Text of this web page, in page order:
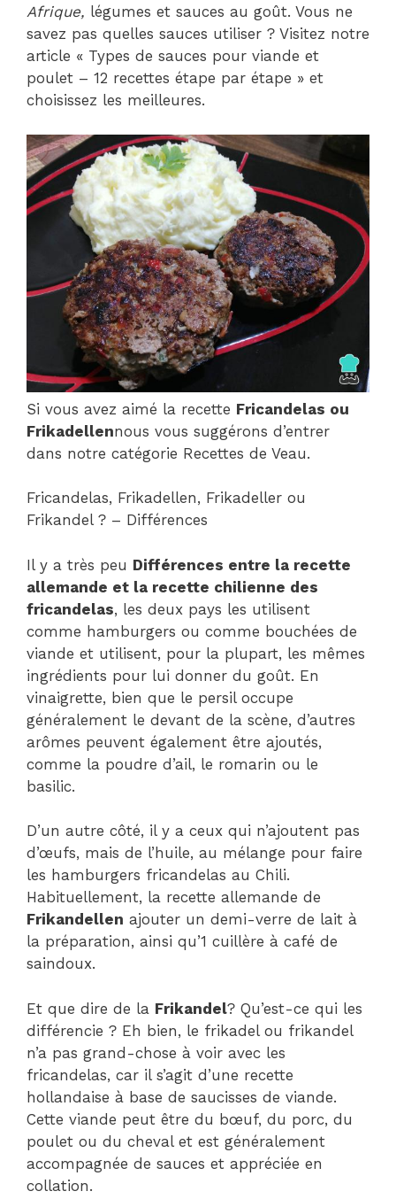
Afrique, légumes et sauces au goût. Vous ne
savez pas quelles sauces utiliser ? Visitez notre
article « Types de sauces pour viande et
poulet – 12 recettes étape par étape » et
choisissez les meilleures.
Si vous avez aimé la recette Fricandelas ou
Frikadellennous vous suggérons d’entrer
dans notre catégorie Recettes de Veau.
Fricandelas, Frikadellen, Frikadeller ou
Frikandel ? – Différences
Il y a très peu Différences entre la recette
allemande et la recette chilienne des
fricandelas, les deux pays les utilisent
comme hamburgers ou comme bouchées de
viande et utilisent, pour la plupart, les mêmes
ingrédients pour lui donner du goût. En
vinaigrette, bien que le persil occupe
généralement le devant de la scène, d’autres
arômes peuvent également être ajoutés,
comme la poudre d’ail, le romarin ou le
basilic.
D’un autre côté, il y a ceux qui n’ajoutent pas
d’œufs, mais de l’huile, au mélange pour faire
les hamburgers fricandelas au Chili.
Habituellement, la recette allemande de
Frikandellen ajouter un demi-verre de lait à
la préparation, ainsi qu’1 cuillère à café de
saindoux.
Et que dire de la Frikandel? Qu’est-ce qui les
différencie ? Eh bien, le frikadel ou frikandel
n’a pas grand-chose à voir avec les
fricandelas, car il s’agit d’une recette
hollandaise à base de saucisses de viande.
Cette viande peut être du bœuf, du porc, du
poulet ou du cheval et est généralement
accompagnée de sauces et appréciée en
collation.